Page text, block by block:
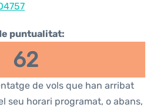
puntualitat:
62
de vols que han arribat
seu horari programat, o abans,